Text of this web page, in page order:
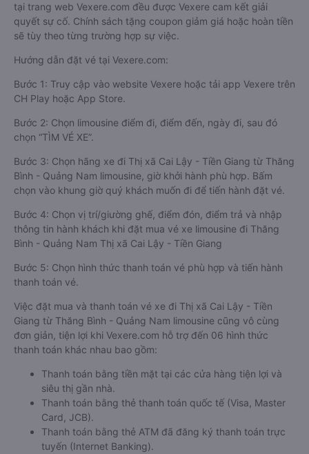
tại trang web Vexere.com đều được Vexere cam kết giải
quyết sự cố. Chính sách tặng coupon giảm giá hoặc hoàn tiền
sẽ tùy theo từng trường hợp sự việc.
Hướng dẫn đặt vé tại Vexere.com:
Bước 1: Truy cập vào website Vexere hoặc tải app Vexere trên
CH Play hoặc App Store.
Bước 2: Chọn limousine điểm đi, điểm đến, ngày đi, sau đó
chọn “TÌM VÉ XE”.
Bước 3: Chọn hãng xe đi Thị xã Cai Lậy - Tiền Giang từ Thăng
Bình - Quảng Nam limousine, giờ khởi hành phù hợp. Bấm
chọn vào khung giờ quý khách muốn đi để tiến hành đặt vé.
Bước 4: Chọn vị trí/giường ghế, điểm đón, điểm trả và nhập
thông tin hành khách khi đặt mua vé xe limousine đi Thăng
Bình - Quảng Nam Thị xã Cai Lậy - Tiền Giang
Bước 5: Chọn hình thức thanh toán vé phù hợp và tiến hành
thanh toán vé.
Việc đặt mua và thanh toán vé xe đi Thị xã Cai Lậy - Tiền
Giang từ Thăng Bình - Quảng Nam limousine cũng vô cùng
đơn giản, tiện lợi khi Vexere.com hỗ trợ đến 06 hình thức
thanh toán khác nhau bao gồm:
Thanh toán bằng tiền mặt tại các cửa hàng tiện lợi và
siêu thị gần nhà.
Thanh toán bằng thẻ thanh toán quốc tế (Visa, Master
Card, JCB).
Thanh toán bằng thẻ ATM đã đăng ký thanh toán trực
tuyến (Internet Banking).